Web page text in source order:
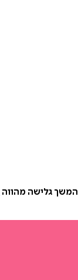
המשך גלישה מהווה